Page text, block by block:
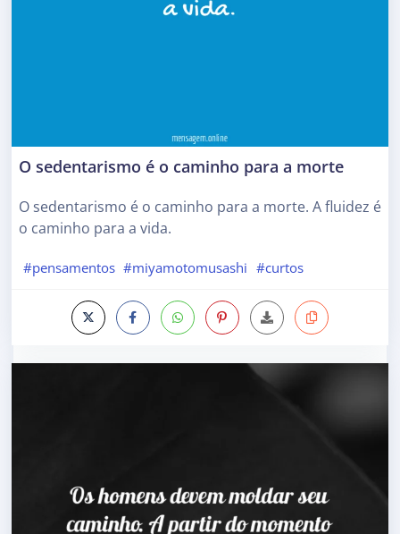
O sedentarismo é o caminho para a morte
O sedentarismo é o caminho para a morte. A fluidez é
o caminho para a vida.
#pensamentos #miyamotomusashi #curtos